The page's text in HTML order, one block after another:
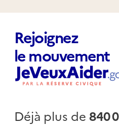
Rejoignez
le mouvement
Déjà plus de840